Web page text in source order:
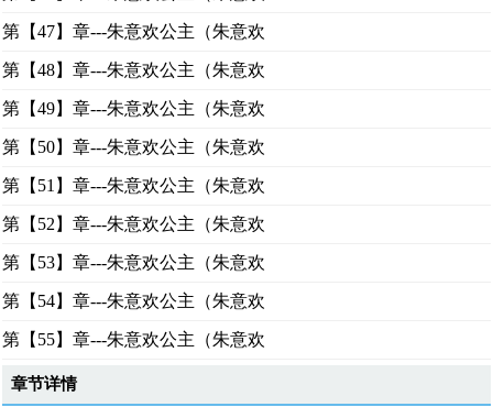
第【47】章---朱意欢公主（朱意欢
第【48】章---朱意欢公主（朱意欢
第【49】章---朱意欢公主（朱意欢
第【50】章---朱意欢公主（朱意欢
第【51】章---朱意欢公主（朱意欢
第【52】章---朱意欢公主（朱意欢
第【53】章---朱意欢公主（朱意欢
第【54】章---朱意欢公主（朱意欢
第【55】章---朱意欢公主（朱意欢
章节详情